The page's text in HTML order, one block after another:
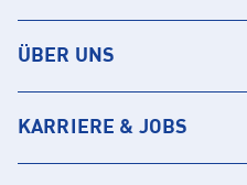
ÜBER UNS
KARRIERE & JOBS